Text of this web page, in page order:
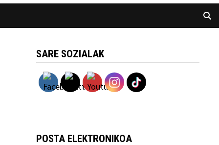
SARE SOZIALAK
POSTA ELEKTRONIKOA